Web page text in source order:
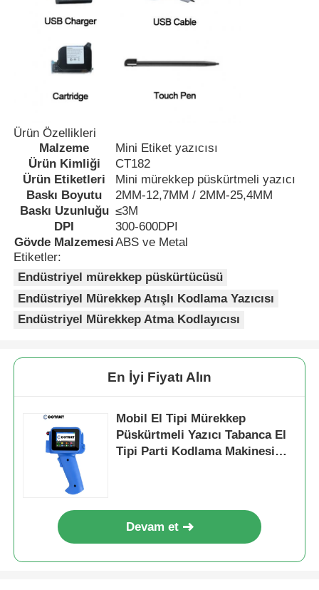
Kısayol taşıyıcı makinesi
Endüstriyel UV yazıcı
Sürekli mühürleme makinesi
Ürün Özellikleri
Malzeme
Mini Etiket yazıcısı
Ürün Kimliği
CT182
Ürün Etiketleri
Mini mürekkep püskürtmeli yazıcı
Baskı Boyutu
2MM-12,7MM / 2MM-25,4MM
Baskı Uzunluğu ≤3M
DPI
300-600DPI
Gövde MalzemesiABS ve Metal
Etiketler:
Endüstriyel mürekkep püskürtücüsü
Endüstriyel Mürekkep Atışlı Kodlama Yazıcısı
Endüstriyel Mürekkep Atma Kodlayıcısı
En İyi Fiyatı Alın
Mobil El Tipi Mürekkep
Püskürtmeli Yazıcı Tabanca El
Tipi Parti Kodlama Makinesi
Devam et